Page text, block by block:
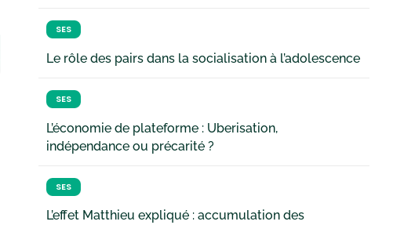
SES
Le rôle des pairs dans la socialisation à l’adolescence
SES
L’économie de plateforme : Uberisation,
indépendance ou précarité ?
SES
L’effet Matthieu expliqué : accumulation des